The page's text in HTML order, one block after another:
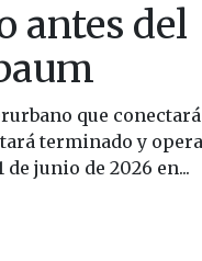
antes del
que
terminado y
junio de 2026 en...